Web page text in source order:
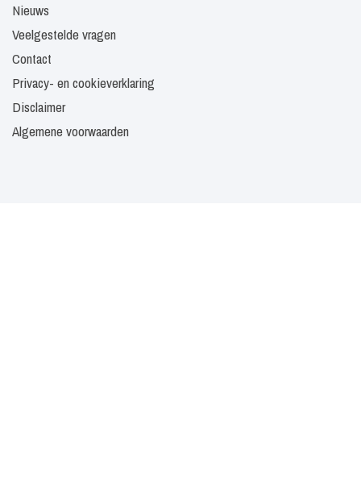
Nieuws
Veelgestelde vragen
Contact
Privacy- en cookieverklaring
Disclaimer
Algemene voorwaarden